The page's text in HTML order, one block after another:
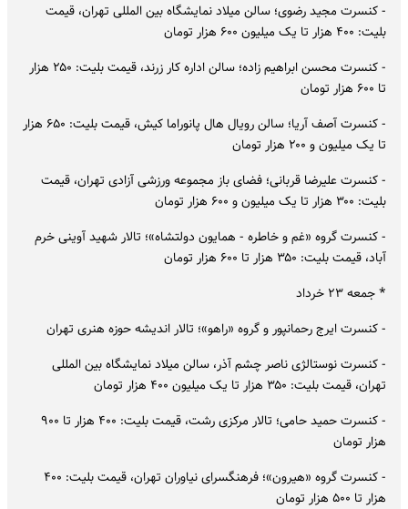
- کنسرت مجید رضوی؛ سالن میلاد نمایشگاه بین المللی تهران، قیمت
بلیت: ۴۰۰ هزار تا یک میلیون ۶۰۰ هزار تومان
- کنسرت محسن ابراهیم زاده؛ سالن اداره کار زرند، قیمت بلیت: ۲۵۰ هزار
تا ۶۰۰ هزار تومان
- کنسرت آصف آریا؛ سالن رویال هال پانوراما کیش، قیمت بلیت: ۶۵۰ هزار
تا یک میلیون و ۲۰۰ هزار تومان
- کنسرت علیرضا قربانی؛ فضای باز مجموعه ورزشی آزادی تهران، قیمت
بلیت: ۳۰۰ هزار تا یک میلیون و ۶۰۰ هزار تومان
- کنسرت گروه «غم و خاطره - همایون دولتشاه»؛ تالار شهید آوینی خرم
آباد، قیمت بلیت: ۳۵۰ هزار تا ۶۰۰ هزار تومان
* جمعه ۲۳ خرداد
- کنسرت ایرج رحمانپور و گروه «راهو»؛ تالار اندیشه حوزه هنری تهران
- کنسرت نوستالژی ناصر چشم آذر، سالن میلاد نمایشگاه بین المللی
تهران، قیمت بلیت: ۳۵۰ هزار تا یک میلیون ۴۰۰ هزار تومان
- کنسرت حمید حامی؛ تالار مرکزی رشت، قیمت بلیت: ۴۰۰ هزار تا ۹۰۰
هزار تومان
- کنسرت گروه «هیرون»؛ فرهنگسرای نیاوران تهران، قیمت بلیت: ۴۰۰
هزار تا ۵۰۰ هزار تومان